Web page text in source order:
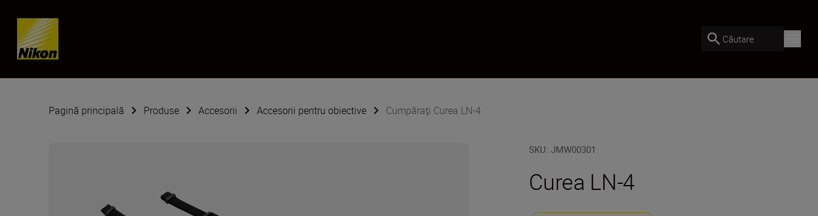
Skip content
Căutare
Pagină principală Produse Accesorii Accesorii pentru obiective Cumpăraţi Curea LN-4
SKU:JMW00301
Curea LN-4